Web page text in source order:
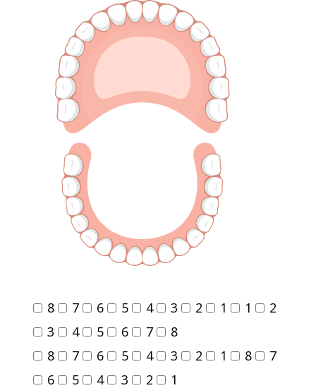
8 7 6 5 4 3 2 1 1
2
3
4 5 6 7
8
8
7 6 5 4 3 2 1 8
7
6
5 4 3 2 1